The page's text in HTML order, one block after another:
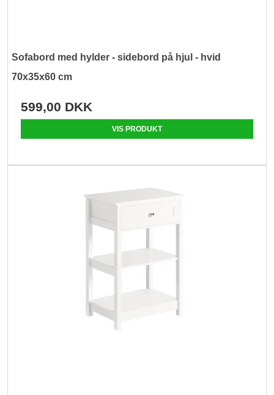
Sofabord med hylder - sidebord på hjul - hvid
70x35x60 cm
599,00 DKK
VIS PRODUKT